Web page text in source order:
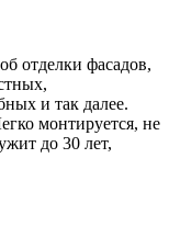
отделки фасадов,
и так далее.
монтируется, не
до 30 лет,